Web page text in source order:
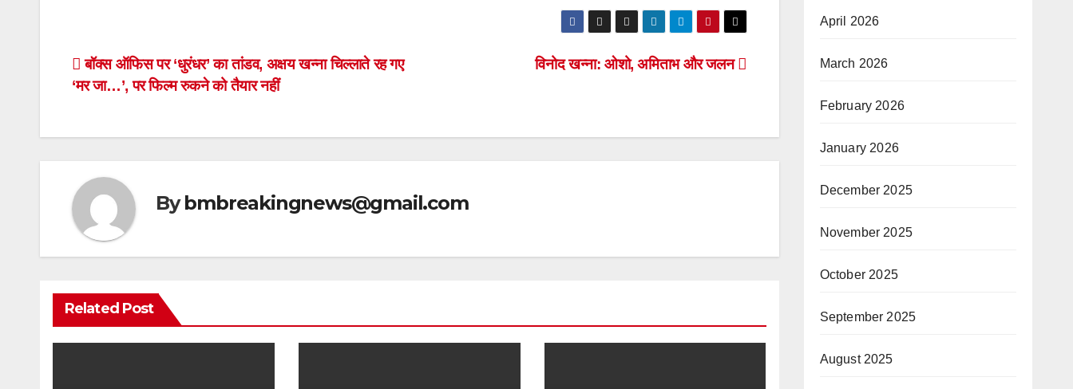
Post
navigation
विनोद खन्ना: ओशो, अमिताभ और जलन
बॉक्स ऑफिस पर ‘धुरंधर’ का तांडव, अक्षय खन्ना चिल्लाते रह गए
‘मर जा…’, पर फिल्म रुकने को तैयार नहीं
Bybmbreakingnews@gmail.com
Related Post
April 2026
March 2026
February 2026
January 2026
December 2025
November 2025
October 2025
September 2025
August 2025